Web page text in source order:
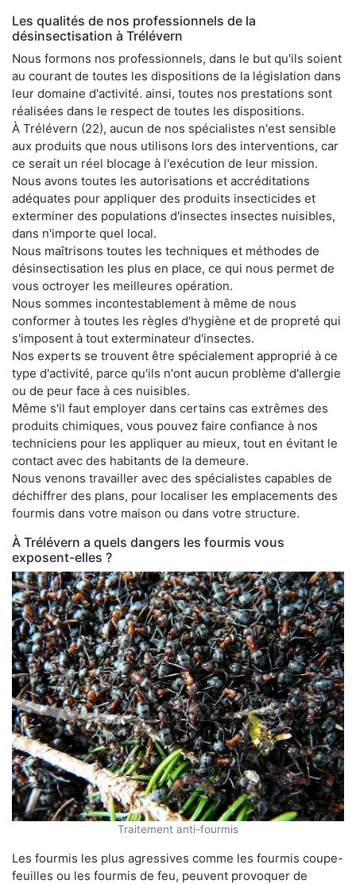
Les qualités de nos professionnels de la
désinsectisation à Trélévern
Nous formons nos professionnels, dans le but qu'ils soient
au courant de toutes les dispositions de la législation dans
leur domaine d'activité. ainsi, toutes nos prestations sont
réalisées dans le respect de toutes les dispositions.
À Trélévern (22), aucun de nos spécialistes n'est sensible
aux produits que nous utilisons lors des interventions, car
ce serait un réel blocage à l'exécution de leur mission.
Nous avons toutes les autorisations et accréditations
adéquates pour appliquer des produits insecticides et
exterminer des populations d'insectes insectes nuisibles,
dans n'importe quel local.
Nous maîtrisons toutes les techniques et méthodes de
désinsectisation les plus en place, ce qui nous permet de
vous octroyer les meilleures opération.
Nous sommes incontestablement à même de nous
conformer à toutes les règles d'hygiène et de propreté qui
s'imposent à tout exterminateur d'insectes.
Nos experts se trouvent être spécialement approprié à ce
type d'activité, parce qu'ils n'ont aucun problème d'allergie
ou de peur face à ces nuisibles.
Même s'il faut employer dans certains cas extrêmes des
produits chimiques, vous pouvez faire confiance à nos
techniciens pour les appliquer au mieux, tout en évitant le
contact avec des habitants de la demeure.
Nous venons travailler avec des spécialistes capables de
déchiffrer des plans, pour localiser les emplacements des
fourmis dans votre maison ou dans votre structure.
À Trélévern a quels dangers les fourmis vous
exposent-elles ?
Traitement anti-fourmis
Les fourmis les plus agressives comme les fourmis coupe-
feuilles ou les fourmis de feu, peuvent provoquer de